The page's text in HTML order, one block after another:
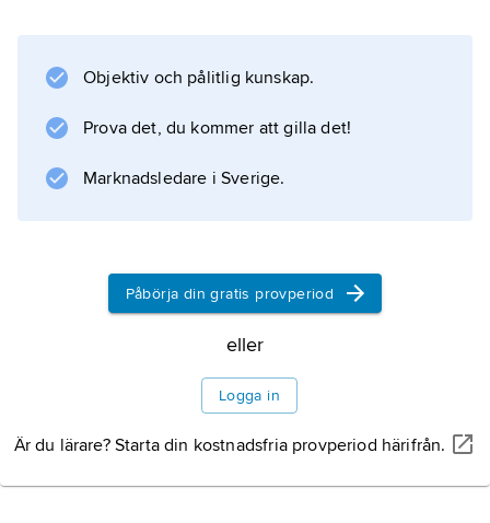
igenom svarta färg (en bränningsteknisk
till bordsservis i de etruskiska
högreståndshemmen. Många vasformer, t.ex.
kannor och bägare, anknyter till
Information om artikeln
Objektiv och pålitlig kunskap.
Prova det, du kommer att gilla det!
Marknadsledare i Sverige.
Påbörja din gratis provperiod
eller
Logga in
Är du lärare? Starta din kostnadsfria provperiod härifrån.